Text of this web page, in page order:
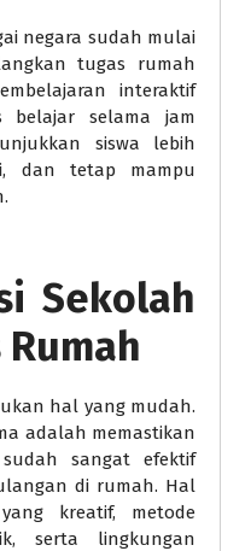
negara sudah mulai
tugas rumah
interaktif
selama jam
siswa lebih
dan tetap mampu
Sekolah
hal yang mudah.
adalah memastikan
sangat efektif
di rumah. Hal
kreatif, metode
serta lingkungan